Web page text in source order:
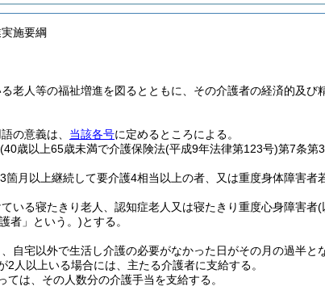
施要綱
老人等の福祉増進を図るとともに、その介護者の経済的及
の意義は、 当該各号に定めるところによる。
(40歳以上65歳未満で介護保険法(平成9年法律第123号)第7条第
月以上継続して要介護4相当以上の者、又は重度身体障害者
いる寝たきり老人、認知症老人又は寝たきり重度心身障害者(
者」という。)とする。
自宅以外で生活し介護の必要がなかった日がその月の過半と
人以上いる場合には、主たる介護者に支給する。
は、その人数分の介護手当を支給する。